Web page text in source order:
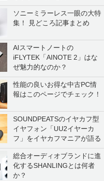
ソニーミラーレス一眼の大特
集！ 見どころ記事まとめ
AIスマートノートの
iFLYTEK「AINOTE 2」はな
ぜ魅力的なのか？
性能の良いお得な中古PC情
報はこのページでチェック！
SOUNDPEATSのイヤカフ型
イヤフォン「UU2イヤーカ
フ」をイヤカフマニアが語る
総合オーディオブランドに進
化するSHANLINGとは何者
か？